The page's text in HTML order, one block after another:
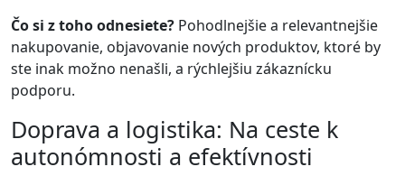
Čo si z toho odnesiete? Pohodlnejšie a relevantnejšie
nakupovanie, objavovanie nových produktov, ktoré by
ste inak možno nenašli, a rýchlejšiu zákaznícku
podporu.
Doprava a logistika: Na ceste k
autonómnosti a efektívnosti